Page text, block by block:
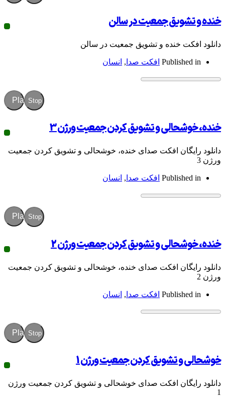
جمعیت در سالن
خنده و تشویق جمعیت در سالن
افکت صدا,انسان
و تشویق کردن جمعیت ورژن 3
افکت صدای خنده، خوشحالی و تشویق کردن جمعیت
افکت صدا,انسان
و تشویق کردن جمعیت ورژن 2
افکت صدای خنده، خوشحالی و تشویق کردن جمعیت
افکت صدا,انسان
تشویق کردن جمعیت ورژن 1
افکت صدای خوشحالی و تشویق کردن جمعیت ورژن